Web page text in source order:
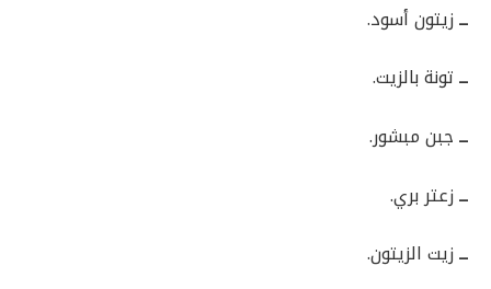
ــزيتون أسود.
ــتونة بالزيت.
ــجبن مبشور.
ــزعتر بري.
ــزيت الزيتون.